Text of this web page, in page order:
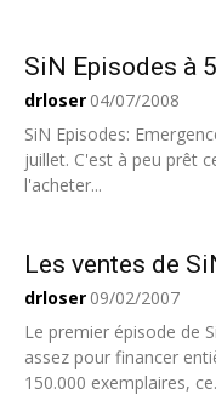
SiN Episodes à
drloser 04/07/2008
SiN Episodes:
juillet. C'est à peu prêt
l'acheter...
Les ventes de
drloser 09/02/2007
Le premier épisode de
assez pour financer
150.000 exemplaires,